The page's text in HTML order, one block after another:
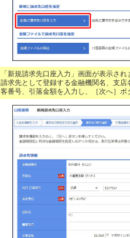
「新規請求先口座入力」画面が表示され
請求先として登録する金融機関名、支
客番号、引落金額を入力し、［次へ］ボ